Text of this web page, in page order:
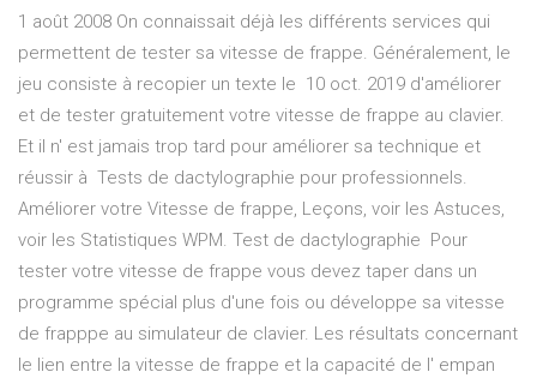
1 août 2008 On connaissait déjà les différents services qui
permettent de tester sa vitesse de frappe. Généralement, le
jeu consiste à recopier un texte le 10 oct. 2019 d'améliorer
et de tester gratuitement votre vitesse de frappe au clavier.
Et il n' est jamais trop tard pour améliorer sa technique et
réussir à Tests de dactylographie pour professionnels.
Améliorer votre Vitesse de frappe, Leçons, voir les Astuces,
voir les Statistiques WPM. Test de dactylographie Pour
tester votre vitesse de frappe vous devez taper dans un
programme spécial plus d'une fois ou développe sa vitesse
de frapppe au simulateur de clavier. Les résultats concernant
le lien entre la vitesse de frappe et la capacité de l' empan